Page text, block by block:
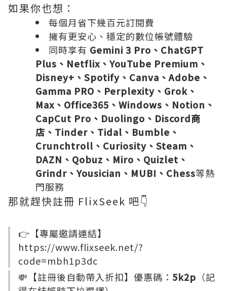
如果你也想：
每個月省下幾百元訂閱費
擁有更安心、穩定的數位帳號體驗
同時享有 Gemini 3 Pro、ChatGPT
Plus、Netflix、YouTube Premium、
Disney+、Spotify、Canva、Adobe、
Gamma PRO、Perplexity、Grok、
Max、Office365、Windows、Notion、
CapCut Pro、Duolingo、Discord商
店、Tinder、Tidal、Bumble、
Crunchtroll、Curiosity、Steam、
DAZN、Qobuz、Miro、Quizlet、
Grindr、Yousician、MUBI、Chess等熱
門服務
那就趕快註冊 FlixSeek 吧👇
👉【專屬邀請連結】
https://www.flixseek.net/?
code=mbh1p3dc
💸【註冊後自動帶入折扣】優惠碼： 5k2p （記